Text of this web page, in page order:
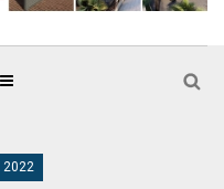
2022